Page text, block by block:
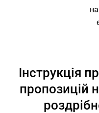
Інструкція
пропозицій